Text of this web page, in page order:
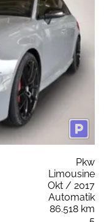
Pkw
Limousine
Okt / 2017
Automatik
86.518 km